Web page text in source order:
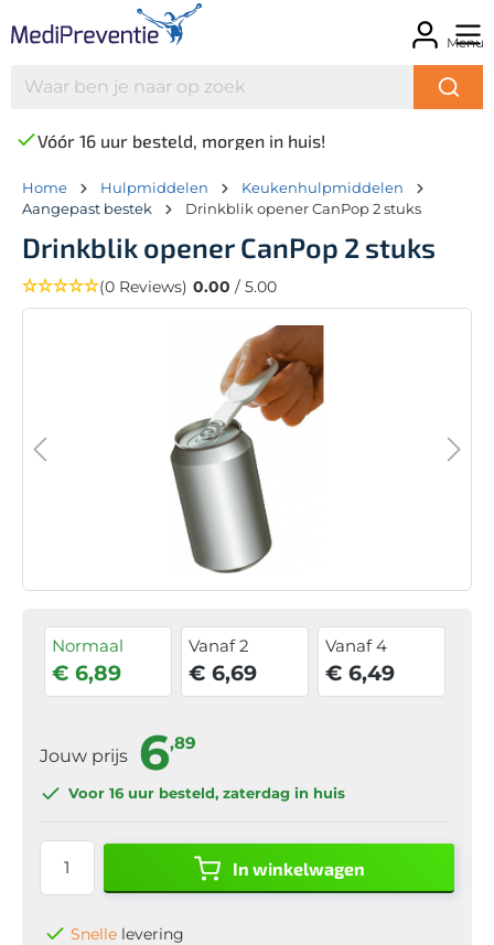
Menu
Vóór 16 uur besteld, morgen in huis!
Home Hulpmiddelen
Keukenhulpmiddelen
Aangepast bestek
Drinkblik opener CanPop 2 stuks
Drinkblik opener CanPop 2 stuks
(0 Reviews) 0.00 / 5.00
Normaal
€ 6,89
Vanaf 2
€ 6,69
Vanaf 4
€ 6,49
Jouw prijs 6,89
Voor 16 uur besteld, zaterdag in huis
In winkelwagen
Snelle levering